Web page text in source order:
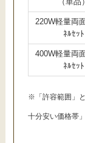
220W軽量両
ﾈﾙｾｯﾄ
400W軽量両
ﾈﾙｾｯﾄ
※「許容範囲」
十分安い価格帯